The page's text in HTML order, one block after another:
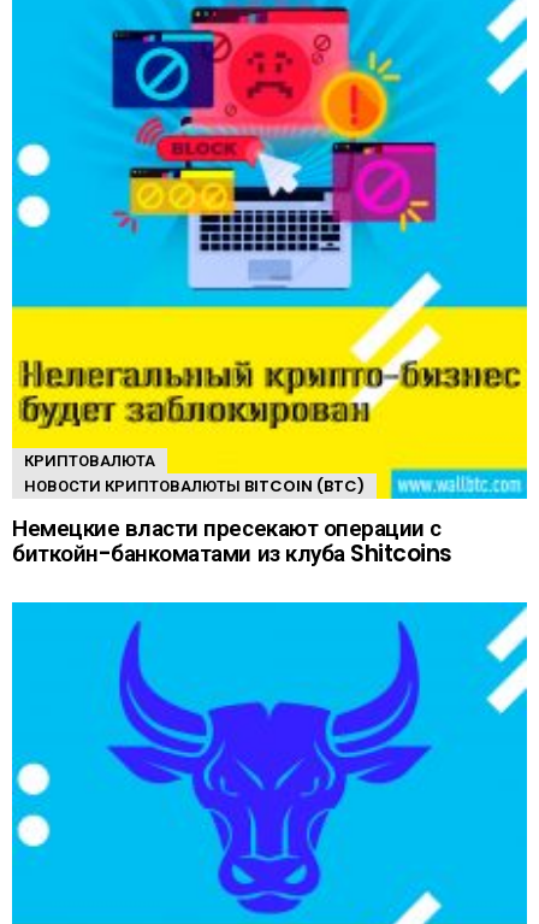
КРИПТОВАЛЮТА
НОВОСТИ КРИПТОВАЛЮТЫ BITCOIN (BTC)
Немецкие власти пресекают операции с
биткойн-банкоматами из клуба Shitcoins